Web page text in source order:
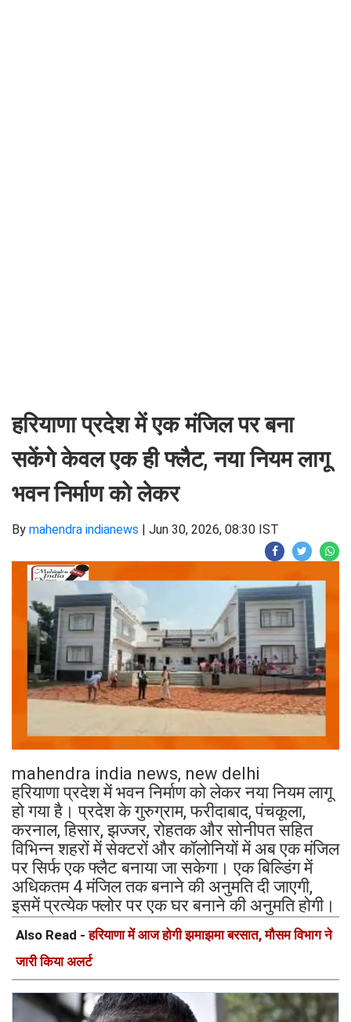
हरियाणा प्रदेश में एक मंजिल पर बना
सकेंगे केवल एक ही फ्लैट, नया नियम लागू
भवन निर्माण को लेकर
By mahendra indianews | Jun 30, 2026, 08:30 IST
mahendra india news, new delhi
हरियाणा प्रदेश में भवन निर्माण को लेकर नया नियम लागू
हो गया है। प्रदेश के गुरुग्राम, फरीदाबाद, पंचकूला,
करनाल, हिसार, झज्जर, रोहतक और सोनीपत सहित
विभिन्न शहरों में सेक्टरों और कॉलोनियों में अब एक मंजिल
पर सिर्फ एक फ्लैट बनाया जा सकेगा। एक बिल्डिंग में
अधिकतम 4 मंजिल तक बनाने की अनुमति दी जाएगी,
इसमें प्रत्येक फ्लोर पर एक घर बनाने की अनुमति होगी।
Also Read -हरियाणा में आज होगी झमाझमा बरसात, मौसम विभाग ने
जारी किया अलर्ट